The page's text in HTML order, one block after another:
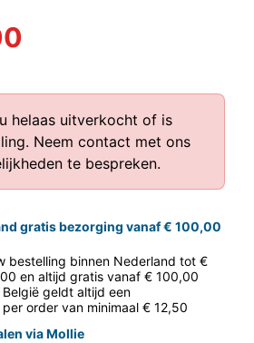
helaas uitverkocht of is
Neem contact met ons
te bespreken.
gratis bezorging vanaf € 100,00
bestelling binnen Nederland tot €
en altijd gratis vanaf € 100,00
België geldt altijd een
order van minimaal € 12,50
via Mollie